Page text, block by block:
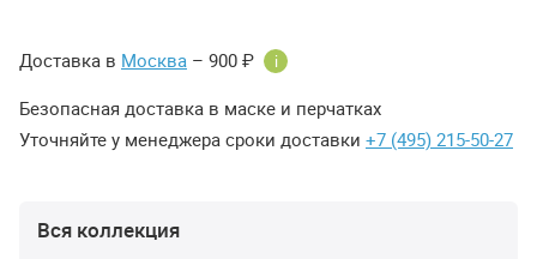
Доставка в Москва – 900 ₽ i
Безопасная доставка в маске и перчатках
Уточняйте у менеджера сроки доставки +7 (495) 215-50-27
Вся коллекция